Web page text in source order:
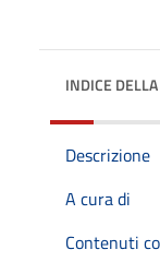
INDICE
Descrizione
A cura di
Contenuti